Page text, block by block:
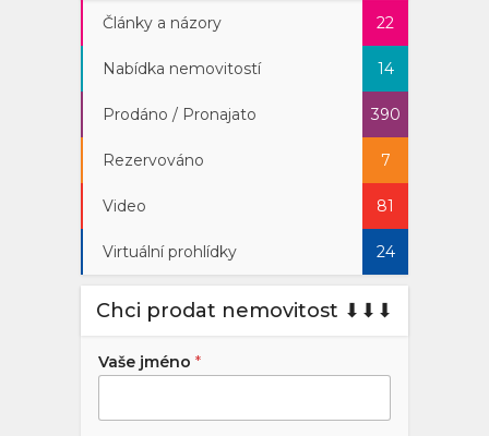
Články a názory 22
Nabídka nemovitostí 14
Prodáno / Pronajato 390
Rezervováno 7
Video 81
Virtuální prohlídky 24
Chci prodat nemovitost ⬇︎⬇︎⬇︎
Vaše jméno *